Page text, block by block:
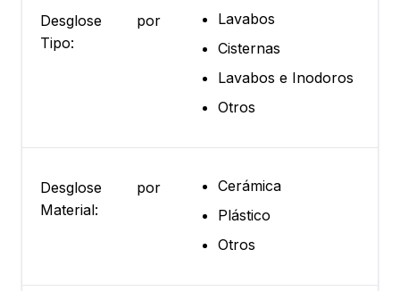
Desglose por
Tipo:
Lavabos
Cisternas
Lavabos e Inodoros
Otros
Desglose por
Material:
Cerámica
Plástico
Otros